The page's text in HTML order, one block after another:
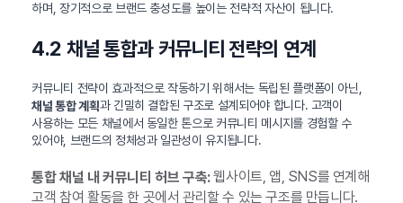
하며, 장기적으로 브랜드 충성도를 높이는 전략적 자산이 됩니다.
4.2 채널 통합과 커뮤니티 전략의 연계
커뮤니티 전략이 효과적으로 작동하기 위해서는 독립된 플랫폼이 아닌,
채널 통합 계획과 긴밀히 결합된 구조로 설계되어야 합니다. 고객이
사용하는 모든 채널에서 동일한 톤으로 커뮤니티 메시지를 경험할 수
있어야, 브랜드의 정체성과 일관성이 유지됩니다.
통합 채널 내 커뮤니티 허브 구축:웹사이트, 앱, SNS를 연계해
고객 참여 활동을 한 곳에서 관리할 수 있는 구조를 만듭니다.